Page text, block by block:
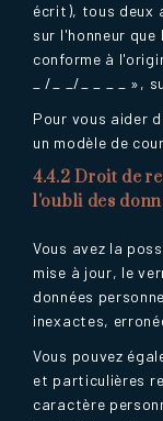
écrit), tous deux
sur l'honneur
conforme à
_ /_ _/_ _ _ _ »,
Pour vous aider
un modèle de
4.4.2 Droit de
l'oubli des
Vous avez la
mise à jour, le
données
inexactes,
Vous pouvez
et particulières
caractère